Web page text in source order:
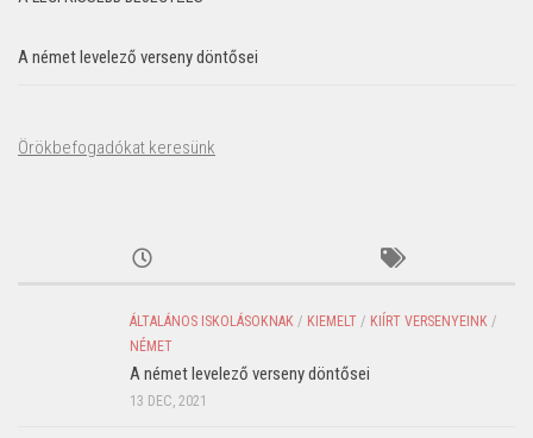
A német levelező verseny döntősei
Örökbefogadókat keresünk
ÁLTALÁNOS ISKOLÁSOKNAK / KIEMELT / KIÍRT VERSENYEINK /
NÉMET
A német levelező verseny döntősei
13 DEC, 2021